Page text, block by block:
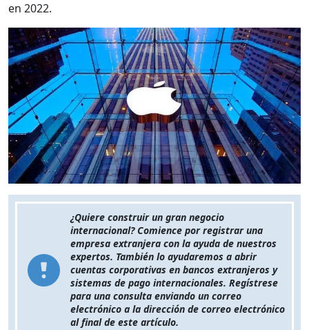
en 2022.
¿Quiere construir un gran negocio
internacional? Comience por registrar una
empresa extranjera con la ayuda de nuestros
expertos. También lo ayudaremos a abrir
cuentas corporativas en bancos extranjeros y
sistemas de pago internacionales. Regístrese
para una consulta enviando un correo
electrónico a la dirección de correo electrónico
al final de este artículo.